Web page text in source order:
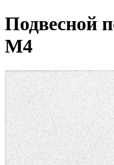
Подвесной
M4